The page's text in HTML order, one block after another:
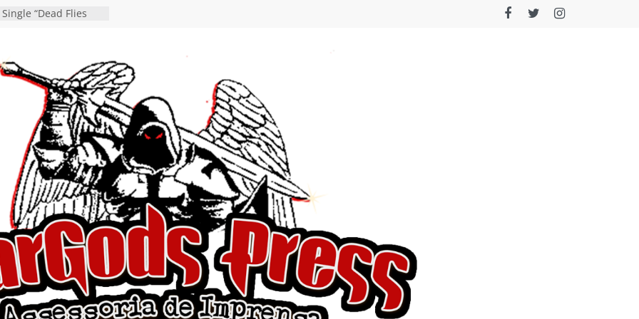
“Dead Flies
chega ao Spotify e
EP para o próximo
vídeo de guitar & bass
“Eclipse”, segundo
“Dreaming”
a
e a artificialidade
e videoclipe de
gaúcha de Heavy
debut “Hellforge”